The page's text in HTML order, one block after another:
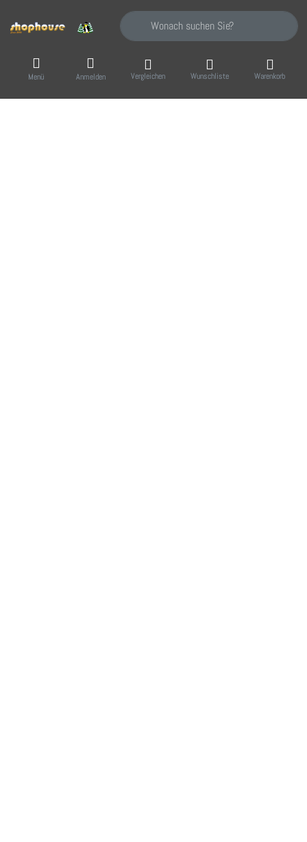
Geben Sie einen Suchbegriff ein. Während
Menü Anmelden Vergleichen Wunschliste Warenkorb